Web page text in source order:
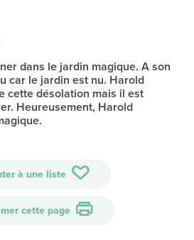
dans le jardin magique. A son
car le jardin est nu. Harold
cette désolation mais il est
Heureusement, Harold
à une liste
cette page